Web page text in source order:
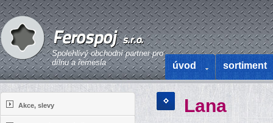
Spolehlivý obchodní partner pro
dílnu a řemesla
úvod sortiment
Lana
Akce, slevy